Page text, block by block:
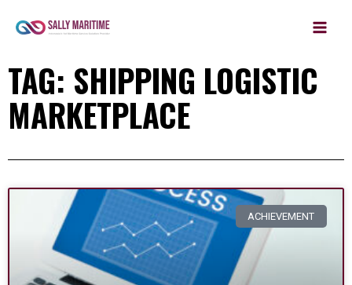
MAIN
TAG: SHIPPING LOGISTIC
MARKETPLACE
ACHIEVEMENT